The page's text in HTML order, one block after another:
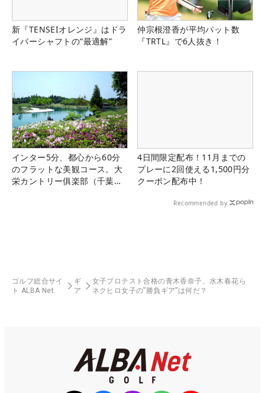
新『TENSEIオレンジ』はドラ
イバーシャフトの“最適解”
仲宗根澄香が平均パット数
『TRTL』で6人抜き！
インター5分、都心から60分
のフラットな美観コース。大
栄カントリー俱楽部（千葉
4日間限定配布！11月までの
プレーに2回使える1,500円分
クーポン配布中！
Recommended by
ゴルフ総合サイ
ト ALBA Net
ギ
ア
女子プロテスト合格の青木香奈子、水木春花ら
ネクヒロ女子の”勝負ギア”は何だ？